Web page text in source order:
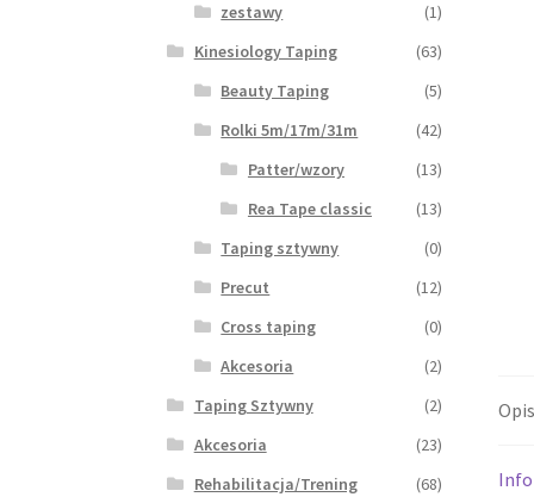
Opis
zestawy
(1)
Kinesiology Taping
(63)
Beauty Taping
(5)
Rolki 5m/17m/31m
(42)
Patter/wzory
(13)
Rea Tape classic
(13)
Taping sztywny
(0)
Precut
(12)
Cross taping
(0)
Akcesoria
(2)
Taping Sztywny
(2)
Akcesoria
(23)
Rehabilitacja/Trening
(68)